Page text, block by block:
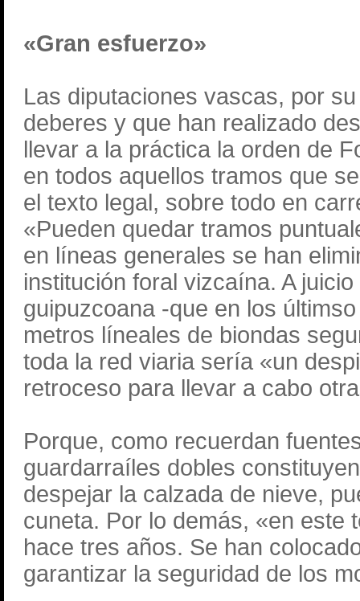
«Gran esfuerzo»
Las diputaciones vascas, por
deberes y que han realizado
llevar a la práctica la orden de
en todos aquellos tramos que
el texto legal, sobre todo en
«Pueden quedar tramos
en líneas generales se han
institución foral vizcaína. A
guipuzcoana -que en los
metros líneales de biondas
toda la red viaria sería «un
retroceso para llevar a cabo
Porque, como recuerdan
guardarraíles dobles
despejar la calzada de nieve,
cuneta. Por lo demás, «en este
hace tres años. Se han
garantizar la seguridad de los